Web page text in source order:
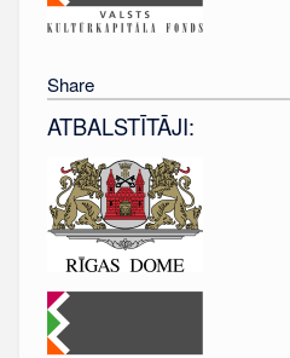
Share
ATBALSTĪTĀJI: